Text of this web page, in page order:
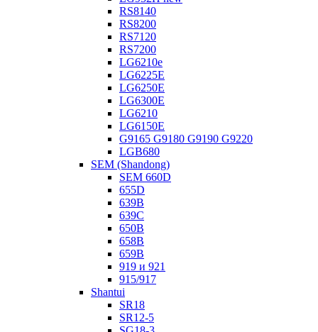
RS8140
RS8200
RS7120
RS7200
LG6210e
LG6225E
LG6250E
LG6300E
LG6210
LG6150E
G9165 G9180 G9190 G9220
LGB680
SEM (Shandong)
SEM 660D
655D
639B
639С
650B
658B
659B
919 и 921
915/917
Shantui
SR18
SR12-5